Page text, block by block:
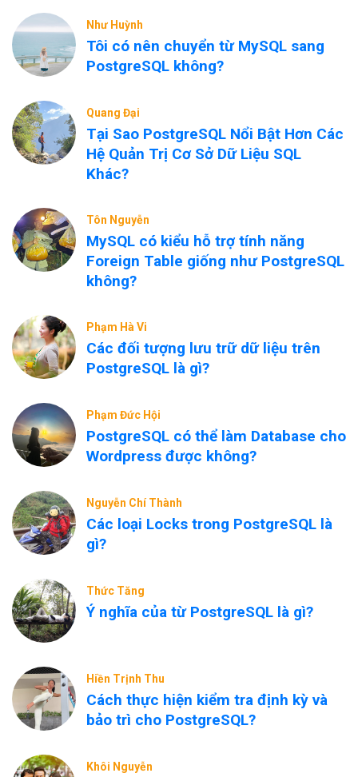
Như Huỳnh
Tôi có nên chuyển từ MySQL sang
PostgreSQL không?
Quang Đại
Tại Sao PostgreSQL Nổi Bật Hơn Các
Hệ Quản Trị Cơ Sở Dữ Liệu SQL
Khác?
Tôn Nguyễn
MySQL có kiểu hỗ trợ tính năng
Foreign Table giống như PostgreSQL
không?
Phạm Hà Vi
Các đối tượng lưu trữ dữ liệu trên
PostgreSQL là gì?
Phạm Đức Hội
PostgreSQL có thể làm Database cho
Wordpress được không?
Nguyễn Chí Thành
Các loại Locks trong PostgreSQL là
gì?
Thức Tăng
Ý nghĩa của từ PostgreSQL là gì?
Hiền Trịnh Thu
Cách thực hiện kiểm tra định kỳ và
bảo trì cho PostgreSQL?
Khôi Nguyễn